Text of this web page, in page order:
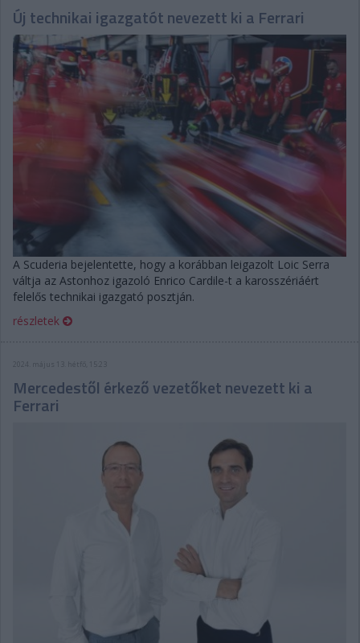
Új technikai igazgatót nevezett ki a Ferrari
A Scuderia bejelentette, hogy a korábban leigazolt Loic Serra
váltja az Astonhoz igazoló Enrico Cardile-t a karosszériáért
felelős technikai igazgató posztján.
részletek
2024. május 13. hétfő, 15:23
Mercedestől érkező vezetőket nevezett ki a
Ferrari